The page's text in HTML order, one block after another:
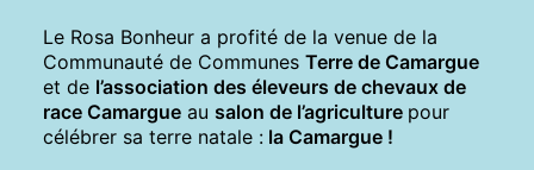
Le Rosa Bonheur a profité de la venue de la
Communauté de Communes Terre de Camargue
et de l’association des éleveurs de chevaux de
race Camargue au salon de l’agriculture pour
célébrer sa terre natale : la Camargue !